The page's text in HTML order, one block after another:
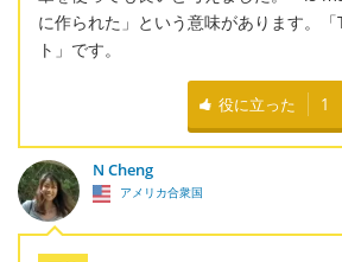
に作られた」という意味があります。
ト」です。
役に立った 1
N Cheng
アメリカ合衆国